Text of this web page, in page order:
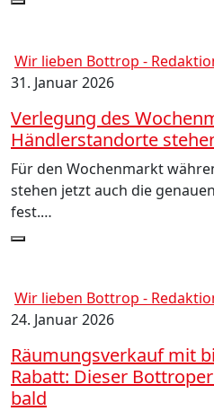
Wir lieben Bottrop -
31. Januar 2026
Verlegung des
Händlerstandorte
Für den Wochenmarkt
stehen jetzt auch die
fest.…
Wir lieben Bottrop -
24. Januar 2026
Räumungsverkauf mit
Rabatt: Dieser
bald